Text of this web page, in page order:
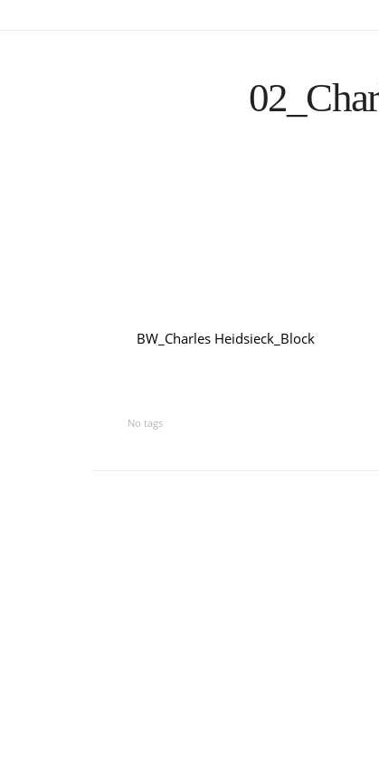
BW_Charles Heidsieck_Block
No tags